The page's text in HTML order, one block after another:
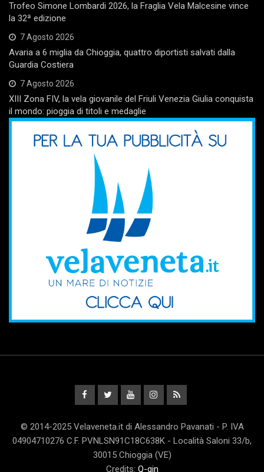
Trofeo Simone Lombardi 2026, la Fraglia Vela Malcesine vince
la 32ª edizione
7 Agosto 2026
Avaria a 6 miglia da Chioggia, quattro diportisti salvati dalla
Guardia Costiera
7 Agosto 2026
XIII Zona FIV, la vela giovanile del Friuli Venezia Giulia conquista
il mondo: pioggia di titoli e medaglie
© 2014-2025 Velaveneta.it di Alessandro Pavanati - P. IVA
04904710276 C.F. PVNLSN91C18C638K - Località Saloni 33/b,
30015 Chioggia (VE)
Credits: Q-gin